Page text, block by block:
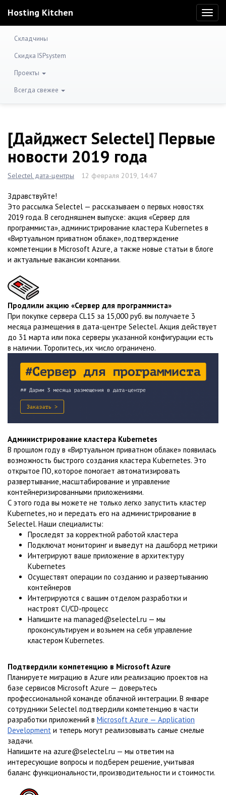
Hosting Kitchen
Складчины
Скидка ISPsystem
Проекты
Всегда свежее
[Дайджест Selectel] Первые
новости 2019 года
Selectel дата-центры 12 февраля 2019, 14:47
Здравствуйте!
Это рассылка Selectel — рассказываем о первых новостях
2019 года. В сегодняшнем выпуске: акция «Сервер для
программиста», администрирование кластера Kubernetes в
«Виртуальном приватном облаке», подтверждение
компетенции в Microsoft Azure, а также новые статьи в блоге
и актуальные вакансии компании.
Продлили акцию «Сервер для программиста»
При покупке сервера CL15 за 15,000 руб. вы получаете 3
месяца размещения в дата-центре Selectel. Акция действует
до 31 марта или пока серверы указанной конфигурации есть
в наличии. Торопитесь, их число ограничено.
Администрирование кластера Kubernetes
В прошлом году в «Виртуальном приватном облаке» появилась
возможность быстрого создания кластера Kubernetes. Это
открытое ПО, которое помогает автоматизировать
развертывание, масштабирование и управление
контейнеризированными приложениями.
С этого года вы можете не только легко запустить кластер
Kubernetes, но и передать его на администрирование в
Selectel. Наши специалисты:
Проследят за корректной работой кластера
Подключат мониторинг и выведут на дашборд метрики
Интегрируют ваше приложение в архитектуру
Kubernetes
Осуществят операции по созданию и развертыванию
контейнеров
Интегрируются с вашим отделом разработки и
настроят CI/CD-процесс
Напишите на managed@selectel.ru — мы
проконсультируем и возьмем на себя управление
кластером Kubernetes.
Подтвердили компетенцию в Microsoft Azure
Планируете миграцию в Azure или реализацию проектов на
базе сервисов Microsoft Azure — доверьтесь
профессиональной команде облачной интеграции. В январе
сотрудники Selectel подтвердили компетенцию в части
разработки приложений в Microsoft Azure — Application
Development и теперь могут реализовывать самые смелые
задачи.
Напишите на azure@selectel.ru — мы ответим на
интересующие вопросы и подберем решение, учитывая
баланс функциональности, производительности и стоимости.